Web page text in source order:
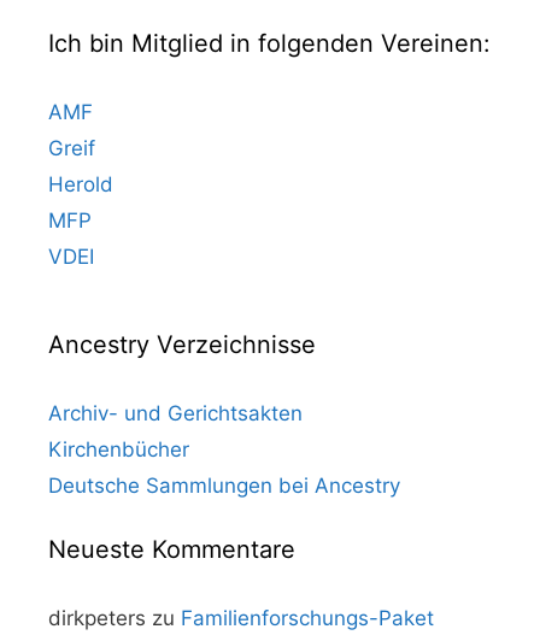
Ich bin Mitglied in folgenden Vereinen:
AMF
Greif
Herold
MFP
VDEI
Ancestry Verzeichnisse
Archiv- und Gerichtsakten
Kirchenbücher
Deutsche Sammlungen bei Ancestry
Neueste Kommentare
dirkpeters zu Familienforschungs-Paket